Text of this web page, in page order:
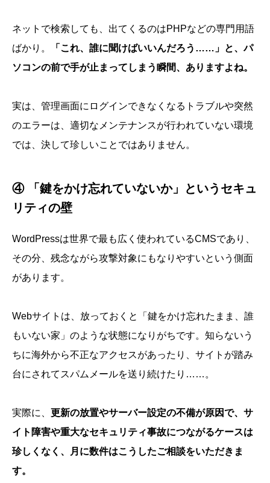
ネットで検索しても、出てくるのはPHPなどの専門用語
ばかり。
「これ、誰に聞けばいいんだろう……」と、パ
ソコンの前で手が止まってしまう瞬間、ありますよね。
実は、管理画面にログインできなくなるトラブルや突然
のエラーは、適切なメンテナンスが行われていない環境
では、決して珍しいことではありません。
④ 「鍵をかけ忘れていないか」というセキュ
リティの壁
WordPressは世界で最も広く使われているCMSであり、
その分、残念ながら攻撃対象にもなりやすいという側面
があります。
Webサイトは、放っておくと「鍵をかけ忘れたまま、誰
もいない家」のような状態になりがちです。知らないう
ちに海外から不正なアクセスがあったり、サイトが踏み
台にされてスパムメールを送り続けたり……。
実際に、 更新の放置やサーバー設定の不備が原因で、サ
イト障害や重大なセキュリティ事故につながるケースは
珍しくなく、月に数件はこうしたご相談をいただきま
す。